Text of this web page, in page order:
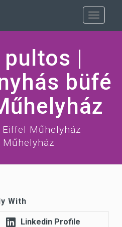
|
büfé
Eiffel Műhelyház
Műhelyház
With
Linkedin Profile